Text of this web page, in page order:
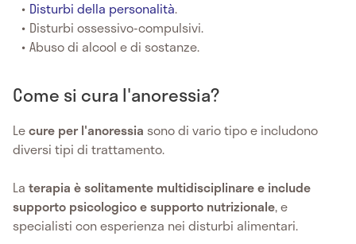
Disturbi della personalità.
Disturbi ossessivo-compulsivi.
Abuso di alcool e di sostanze.
Come si cura l'anoressia?
Lecure per l'anoressia sono di vario tipo e includono
diversi tipi di trattamento.
La terapia è solitamente multidisciplinare e include
supporto psicologico e supporto nutrizionale, e
specialisti con esperienza nei disturbi alimentari.